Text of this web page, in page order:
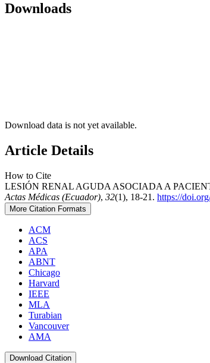
Downloads
Download data is not yet available.
Article Details
How to Cite
LESIÓN RENAL AGUDA ASOCIADA A
Actas Médicas (Ecuador), 32(1), 18-21. https://
More Citation Formats
ACM
ACS
APA
ABNT
Chicago
Harvard
IEEE
MLA
Turabian
Vancouver
AMA
Download Citation